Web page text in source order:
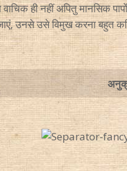
वाचिक ही नहीं अपितु
उनसे उसे विमुख करना बहुत